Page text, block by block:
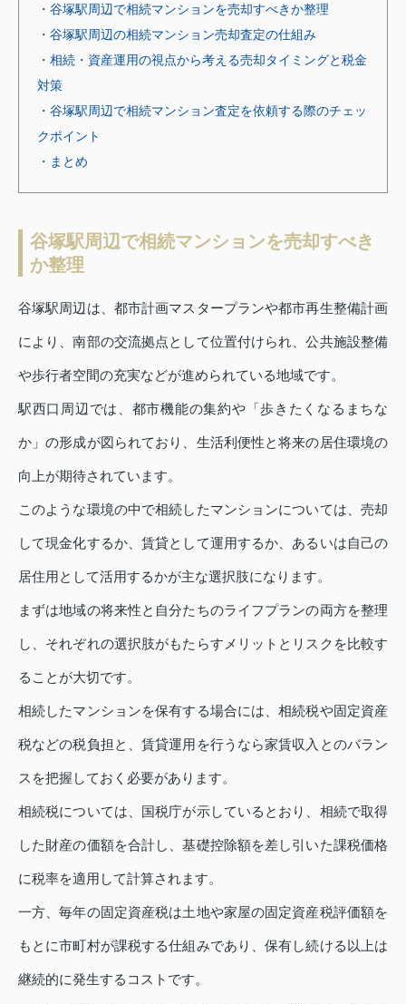
・谷塚駅周辺で相続マンションを売却すべきか整理
・谷塚駅周辺の相続マンション売却査定の仕組み
・相続・資産運用の視点から考える売却タイミングと税金
対策
・谷塚駅周辺で相続マンション査定を依頼する際のチェッ
クポイント
・まとめ
谷塚駅周辺で相続マンションを売却すべき
か整理
谷塚駅周辺は、都市計画マスタープランや都市再生整備計画
により、南部の交流拠点として位置付けられ、公共施設整備
や歩行者空間の充実などが進められている地域です。
駅西口周辺では、都市機能の集約や「歩きたくなるまちな
か」の形成が図られており、生活利便性と将来の居住環境の
向上が期待されています。
このような環境の中で相続したマンションについては、売却
して現金化するか、賃貸として運用するか、あるいは自己の
居住用として活用するかが主な選択肢になります。
まずは地域の将来性と自分たちのライフプランの両方を整理
し、それぞれの選択肢がもたらすメリットとリスクを比較す
ることが大切です。
相続したマンションを保有する場合には、相続税や固定資産
税などの税負担と、賃貸運用を行うなら家賃収入とのバラン
スを把握しておく必要があります。
相続税については、国税庁が示しているとおり、相続で取得
した財産の価額を合計し、基礎控除額を差し引いた課税価格
に税率を適用して計算されます。
一方、毎年の固定資産税は土地や家屋の固定資産税評価額を
もとに市町村が課税する仕組みであり、保有し続ける以上は
継続的に発生するコストです。